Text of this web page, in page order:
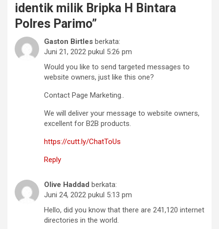
identik milik Bripka H Bintara
Polres Parimo”
Gaston Birtles berkata:
Juni 21, 2022 pukul 5:26 pm
Would you like to send targeted messages to
website owners, just like this one?
Contact Page Marketing..
We will deliver your message to website owners,
excellent for B2B products.
https://cutt.ly/ChatToUs
Reply
Olive Haddad berkata:
Juni 24, 2022 pukul 5:13 pm
Hello, did you know that there are 241,120 internet
directories in the world.